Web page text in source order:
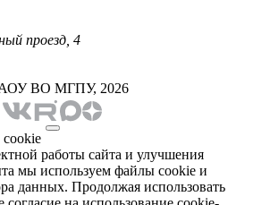
проезд, 4
ВО МГПУ, 2026
работы сайта и улучшения
мы используем файлы cookie и
данных. Продолжая использовать